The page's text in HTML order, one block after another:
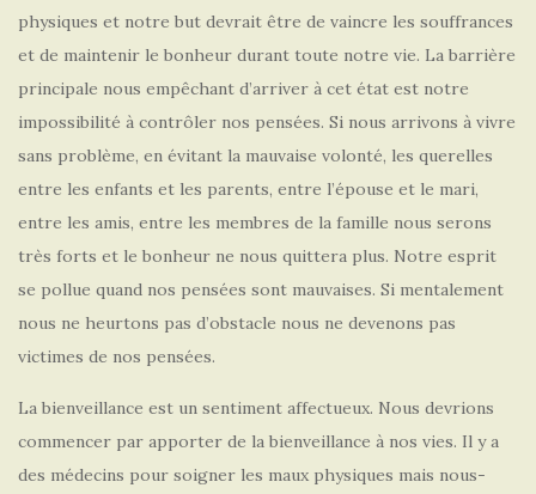
physiques et notre but devrait être de vaincre les souffrances
et de maintenir le bonheur durant toute notre vie. La barrière
principale nous empêchant d’arriver à cet état est notre
impossibilité à contrôler nos pensées. Si nous arrivons à vivre
sans problème, en évitant la mauvaise volonté, les querelles
entre les enfants et les parents, entre l’épouse et le mari,
entre les amis, entre les membres de la famille nous serons
très forts et le bonheur ne nous quittera plus. Notre esprit
se pollue quand nos pensées sont mauvaises. Si mentalement
nous ne heurtons pas d’obstacle nous ne devenons pas
victimes de nos pensées.
La bienveillance est un sentiment affectueux. Nous devrions
commencer par apporter de la bienveillance à nos vies. Il y a
des médecins pour soigner les maux physiques mais nous-